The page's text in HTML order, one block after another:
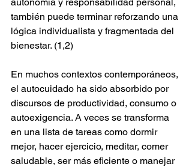
también puede terminar reforzando una
lógica individualista y fragmentada del
bienestar. (1,2)
En muchos contextos contemporáneos,
el autocuidado ha sido absorbido por
discursos de productividad, consumo o
autoexigencia. A veces se transforma
en una lista de tareas como dormir
mejor, hacer ejercicio, meditar, comer
saludable, ser más eficiente o manejar